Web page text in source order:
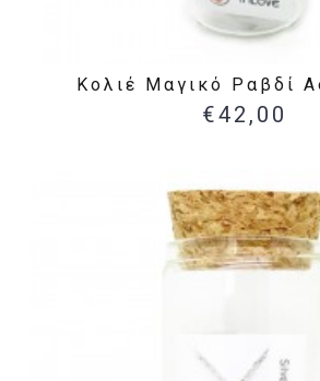
Κολιέ Μαγικό Ραβδί
€42,00